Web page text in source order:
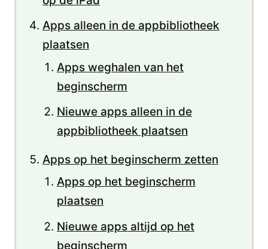
Apps alleen in de appbibliotheek
plaatsen
Apps weghalen van het
beginscherm
Nieuwe apps alleen in de
appbibliotheek plaatsen
Apps op het beginscherm zetten
Apps op het beginscherm
plaatsen
Nieuwe apps altijd op het
beginscherm